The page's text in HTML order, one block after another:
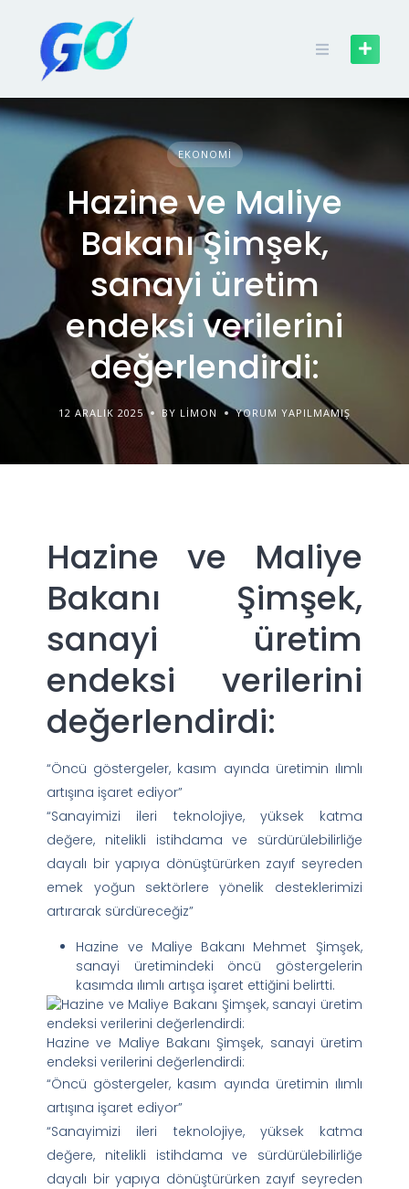
EKONOMI
Hazine ve Maliye
Bakanı Şimşek,
sanayi üretim
endeksi verilerini
değerlendirdi:
12 ARALIK 2025 BY LIMON YORUM YAPILMAMIŞ
Hazine ve Maliye
Bakanı Şimşek,
sanayi üretim
endeksi verilerini
değerlendirdi:
“Öncü göstergeler, kasım ayında üretimin ılımlı
artışına işaret ediyor”
“Sanayimizi ileri teknolojiye, yüksek katma
değere, nitelikli istihdama ve sürdürülebilirliğe
dayalı bir yapıya dönüştürürken zayıf seyreden
emek yoğun sektörlere yönelik desteklerimizi
artırarak sürdüreceğiz”
Hazine ve Maliye Bakanı Mehmet Şimşek,
sanayi üretimindeki öncü göstergelerin
kasımda ılımlı artışa işaret ettiğini belirtti.
Hazine ve Maliye Bakanı Şimşek, sanayi üretim
endeksi verilerini değerlendirdi:
“Öncü göstergeler, kasım ayında üretimin ılımlı
artışına işaret ediyor”
“Sanayimizi ileri teknolojiye, yüksek katma
değere, nitelikli istihdama ve sürdürülebilirliğe
dayalı bir yapıya dönüştürürken zayıf seyreden